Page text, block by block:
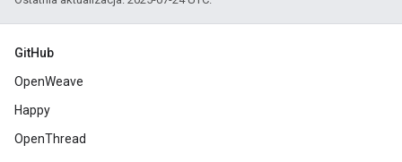
GitHub
OpenWeave
Happy
OpenThread